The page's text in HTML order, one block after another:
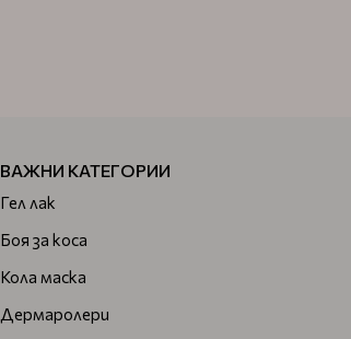
ВАЖНИ КАТЕГОРИИ
Гел лак
Боя за коса
Кола маска
Дермаролери